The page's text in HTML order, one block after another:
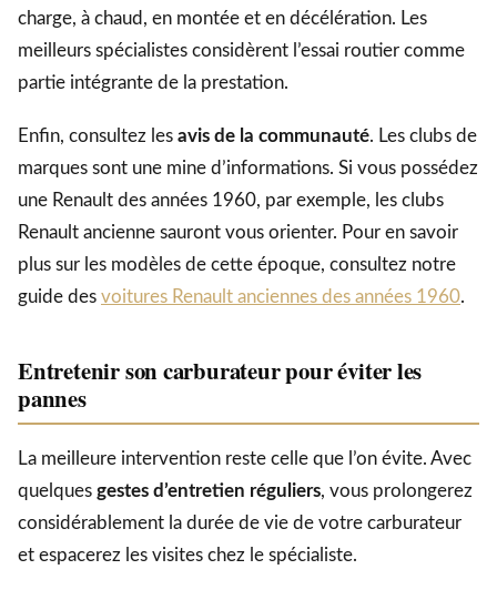
charge, à chaud, en montée et en décélération. Les
meilleurs spécialistes considèrent l’essai routier comme
partie intégrante de la prestation.
Enfin, consultez les avis de la communauté. Les clubs de
marques sont une mine d’informations. Si vous possédez
une Renault des années 1960, par exemple, les clubs
Renault ancienne sauront vous orienter. Pour en savoir
plus sur les modèles de cette époque, consultez notre
guide des voitures Renault anciennes des années 1960.
Entretenir son carburateur pour éviter les
pannes
La meilleure intervention reste celle que l’on évite. Avec
quelques gestes d’entretien réguliers, vous prolongerez
considérablement la durée de vie de votre carburateur
et espacerez les visites chez le spécialiste.